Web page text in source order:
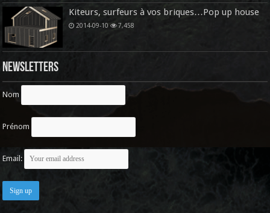
Kiteurs, surfeurs à vos briques…Pop up house
2014-09-10 7,458
Newsletters
Nom
Prénom
Email: